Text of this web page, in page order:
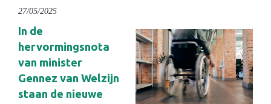
27/05/2025
In de
hervormingsnota
van minister
Gennez van Welzijn
staan de nieuwe